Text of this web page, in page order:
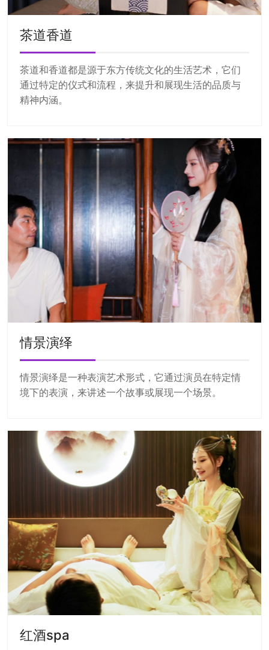
茶道香道
茶道和香道都是源于东方传统文化的生活艺术，它们
通过特定的仪式和流程，来提升和展现生活的品质与
精神内涵。
情景演绎
情景演绎是一种表演艺术形式，它通过演员在特定情
境下的表演，来讲述一个故事或展现一个场景。
红酒spa